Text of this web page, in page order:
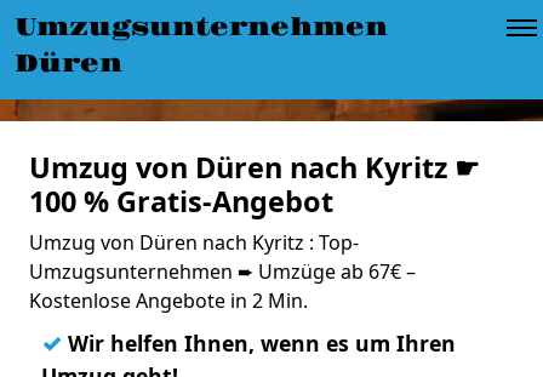
Umzugsunternehmen
Düren
Umzug von Düren nach Kyritz ☛
100 % Gratis-Angebot
Umzug von Düren nach Kyritz : Top-
Umzugsunternehmen ➨ Umzüge ab 67€ –
Kostenlose Angebote in 2 Min.
✓ Wir helfen Ihnen, wenn es um Ihren